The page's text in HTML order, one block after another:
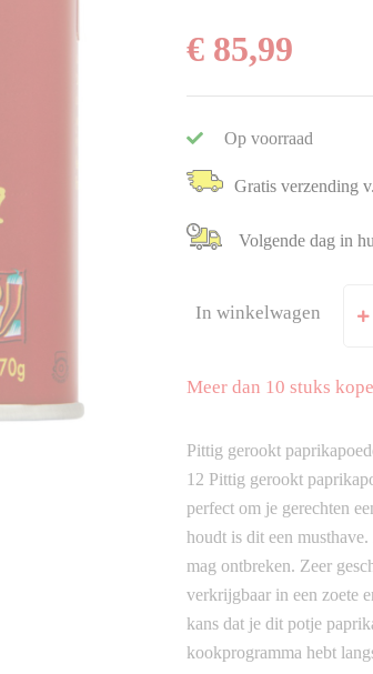
€ 85,99
Op voorraad
Gratis verzending
Volgende dag in
In winkelwagen
Meer dan 10 stuks
Pittig gerookt
12 Pittig gerookt
perfect om je gerechten
houdt is dit een
mag ontbreken. Zeer
verkrijgbaar in een zoete
kans dat je dit potje
kookprogramma hebt